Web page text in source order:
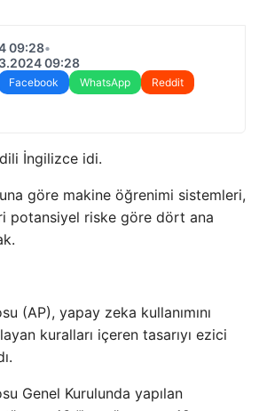
09:28•
09:28
Facebook WhatsApp
Reddit
İngilizce idi.
göre makine öğrenimi sistemleri,
potansiyel riske göre dört ana
(AP), yapay zeka kullanımını
kuralları içeren tasarıyı ezici
Genel Kurulunda yapılan